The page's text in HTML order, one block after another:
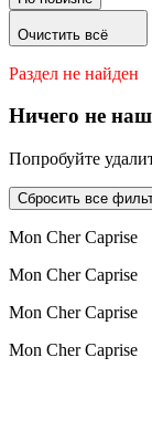
Очистить всё
Раздел не найден
Ничего не
Попробуйте
Сбросить все
Mon Cher Caprise
Mon Cher Caprise
Mon Cher Caprise
Mon Cher Caprise